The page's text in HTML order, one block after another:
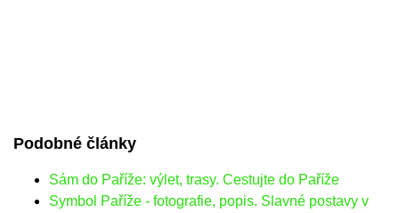
Podobné články
Sám do Paříže: výlet, trasy. Cestujte do Paříže
Symbol Paříže - fotografie, popis. Slavné postavy v